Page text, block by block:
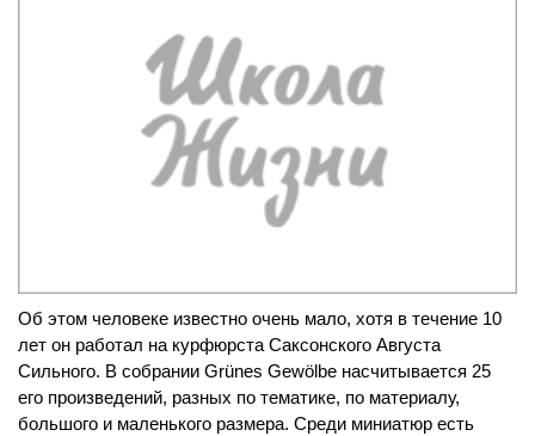
Об этом человеке известно очень мало, хотя в течение 10
лет он работал на курфюрста Саксонского Августа
Сильного. В собрании Grünes Gewölbe насчитывается 25
его произведений, разных по тематике, по материалу,
большого и маленького размера. Среди миниатюр есть